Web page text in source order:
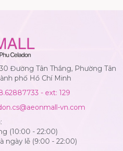
Đường Tân Thắng, Phường Tân
phố Hồ Chí Minh
- ext: 129
vn.com
(10:00 - 22:00)
ngày lễ (9:00 - 22:00)